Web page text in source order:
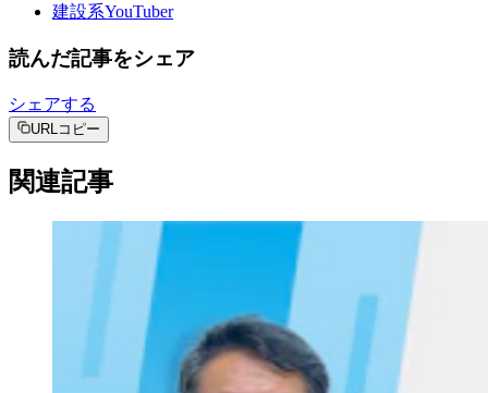
建設系YouTuber
読んだ記事をシェア
シェアする
URLコピー
関連記事